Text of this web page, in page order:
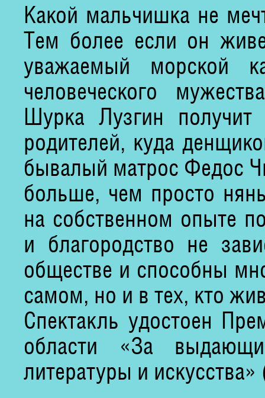
Какой мальчишка не
Тем более если он
уважаемый морской
человеческого
Шурка Лузгин
родителей, куда
бывалый матрос Федос
больше, чем просто
на собственном опыте
и благородство не
обществе и способны
самом, но и в тех, кто
Спектакль удостоен
области «За
литературы и искусства»